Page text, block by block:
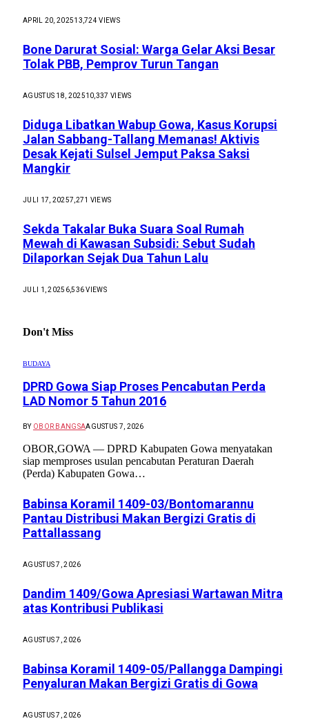
APRIL 20, 202513,724VIEWS
Bone Darurat Sosial: Warga Gelar Aksi Besar
Tolak PBB, Pemprov Turun Tangan
AGUSTUS 18, 202510,337 VIEWS
Diduga Libatkan Wabup Gowa, Kasus Korupsi
Jalan Sabbang-Tallang Memanas! Aktivis
Desak Kejati Sulsel Jemput Paksa Saksi
Mangkir
JULI 17, 20257,271 VIEWS
Sekda Takalar Buka Suara Soal Rumah
Mewah di Kawasan Subsidi: Sebut Sudah
Dilaporkan Sejak Dua Tahun Lalu
JULI 1, 2025 6,536VIEWS
Don't Miss
BUDAYA
DPRD Gowa Siap Proses Pencabutan Perda
LAD Nomor 5 Tahun 2016
BY OBOR BANGSAAGUSTUS 7, 2026
OBOR,GOWA — DPRD Kabupaten Gowa menyatakan
siap memproses usulan pencabutan Peraturan Daerah
(Perda) Kabupaten Gowa…
Babinsa Koramil 1409-03/Bontomarannu
Pantau Distribusi Makan Bergizi Gratis di
Pattallassang
AGUSTUS 7, 2026
Dandim 1409/Gowa Apresiasi Wartawan Mitra
atas Kontribusi Publikasi
AGUSTUS 7, 2026
Babinsa Koramil 1409-05/Pallangga Dampingi
Penyaluran Makan Bergizi Gratis di Gowa
AGUSTUS 7, 2026